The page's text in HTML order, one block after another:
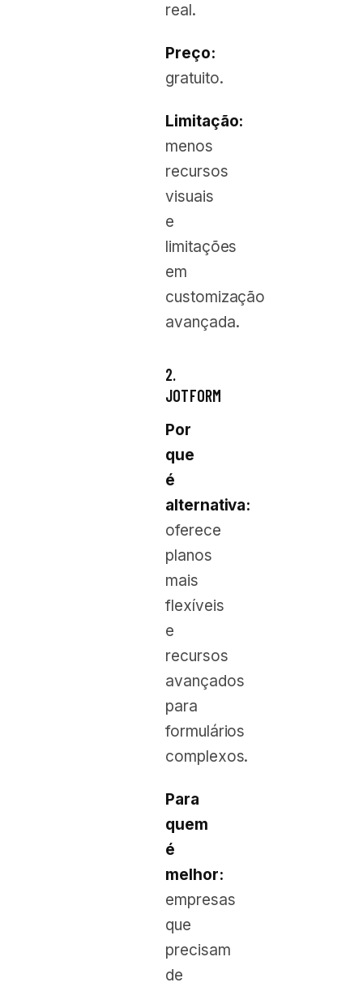
real.
Preço:
gratuito.
Limitação:
menos
recursos
visuais
e
limitações
em
customização
avançada.
2.
JOTFORM
Por
que
é
alternativa:
oferece
planos
mais
flexíveis
e
recursos
avançados
para
formulários
complexos.
Para
quem
é
melhor:
empresas
que
precisam
de